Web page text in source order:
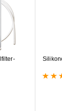
fi lter-
Si li kon